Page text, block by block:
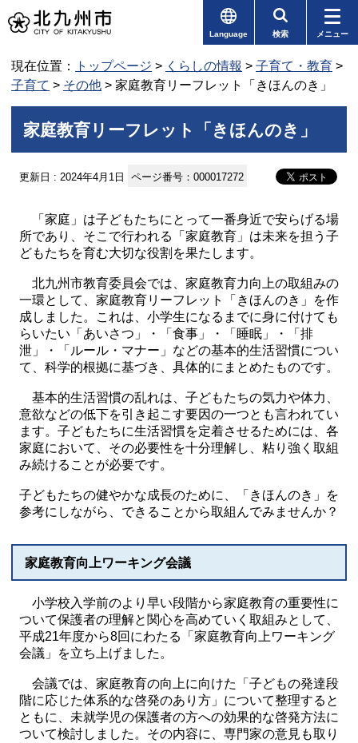
Language 検索 メニュー
現在位置： トップページ > くらしの情報 > 子育て・教育 >
子育て > その他 > 家庭教育リーフレット「きほんのき」
家庭教育リーフレット「きほんのき」
更新日 : 2024年4月1日 ページ番号：000017272
「家庭」は子どもたちにとって一番身近で安らげる場
所であり、そこで行われる「家庭教育」は未来を担う子
どもたちを育む大切な役割を果たします。
北九州市教育委員会では、家庭教育力向上の取組みの
一環として、家庭教育リーフレット「きほんのき」を作
成しました。これは、小学生になるまでに身に付けても
らいたい「あいさつ」・「食事」・「睡眠」・「排
泄」・「ルール・マナー」などの基本的生活習慣につい
て、科学的根拠に基づき、具体的にまとめたものです。
基本的生活習慣の乱れは、子どもたちの気力や体力、
意欲などの低下を引き起こす要因の一つとも言われてい
ます。子どもたちに生活習慣を定着させるためには、各
家庭において、その必要性を十分理解し、粘り強く取組
み続けることが必要です。
子どもたちの健やかな成長のために、「きほんのき」を
参考にしながら、できることから取組んでみませんか？
家庭教育向上ワーキング会議
小学校入学前のより早い段階から家庭教育の重要性に
ついて保護者の理解と関心を高めていく取組みとして、
平成21年度から8回にわたる「家庭教育向上ワーキング
会議」を立ち上げました。
会議では、家庭教育の向上に向けた「子どもの発達段
階に応じた体系的な啓発のあり方」について整理すると
ともに、未就学児の保護者の方への効果的な啓発方法に
ついて検討しました。その内容に、専門家の意見も取り